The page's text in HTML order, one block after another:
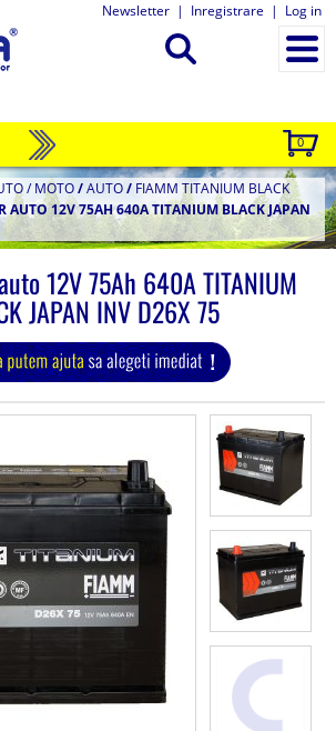
Newsletter | Inregistrare | Log in
0
/ MOTO/AUTO/ FIAMM TITANIUM BLACK
AUTO 12V 75AH 640A TITANIUM BLACK JAPAN
12V 75Ah 640A TITANIUM
JAPAN INV D26X 75